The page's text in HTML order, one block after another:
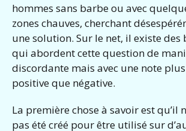
hommes sans barbe ou avec
zones chauves, cherchant
une solution. Sur le net, il existe des
qui abordent cette question de
discordante mais avec une note plus
positive que négative.
La première chose à savoir est qu’il
pas été créé pour être utilisé sur